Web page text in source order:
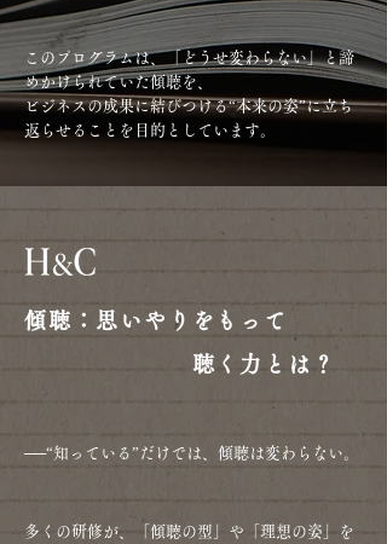
このプログラムは、「どうせ変わらない」と諦
めかけられていた傾聴を、
ビジネスの成果に結びつける“本来の姿”に立ち
返らせることを目的としています。
傾聴：思いやりをもって
聴く力とは？
──“知っている”だけでは、傾聴は変わらない。
多くの研修が、「傾聴の型」や「理想の姿」を